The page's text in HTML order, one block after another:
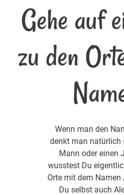
Gehe auf
zu den
Wenn man den
denkt man natürlich
Mann oder einen
wusstest Du
Orte mit dem
Du selbst auch